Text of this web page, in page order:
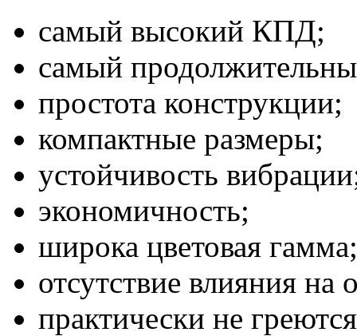
самый высокий КПД;
самый
простота конструкции;
компактные размеры;
устойчивость
экономичность;
широка цветовая гамма;
отсутствие влияния
практически не